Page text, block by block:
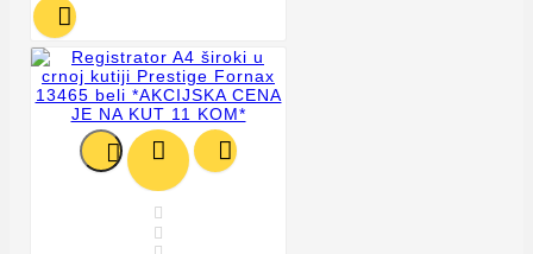

  

